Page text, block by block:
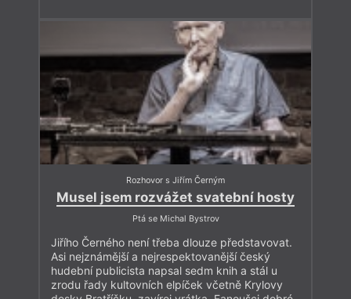
Rozhovor s Jiřím Černým
Musel jsem rozvážet svatební hosty
Ptá se Michal Bystrov
Jiřího Černého není třeba dlouze představovat.
Asi nejznámější a nejrespektovanější český
hudební publicista napsal sedm knih a stál u
zrodu řady kultovních elpíček včetně Krylovy